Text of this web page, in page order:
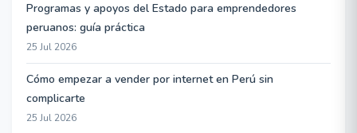
Programas y apoyos del Estado para emprendedores
peruanos: guía práctica
25 Jul 2026
Cómo empezar a vender por internet en Perú sin
complicarte
25 Jul 2026